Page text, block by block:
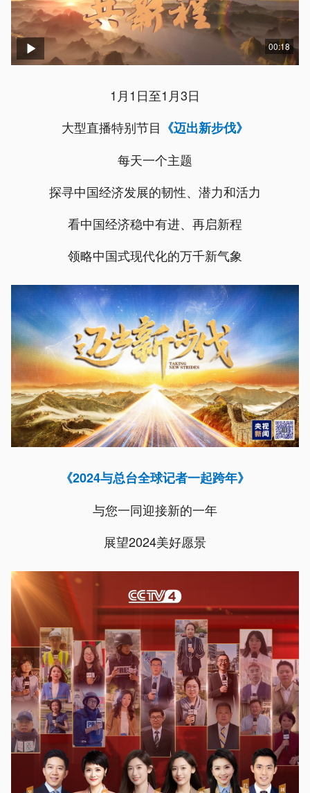
00:18
1月1日至1月3日
大型直播特别节目 《迈出新步伐》
每天一个主题
探寻中国经济发展的韧性、潜力和活力
看中国经济稳中有进、再启新程
领略中国式现代化的万千新气象
《2024与总台全球记者一起跨年》
与您一同迎接新的一年
展望2024美好愿景